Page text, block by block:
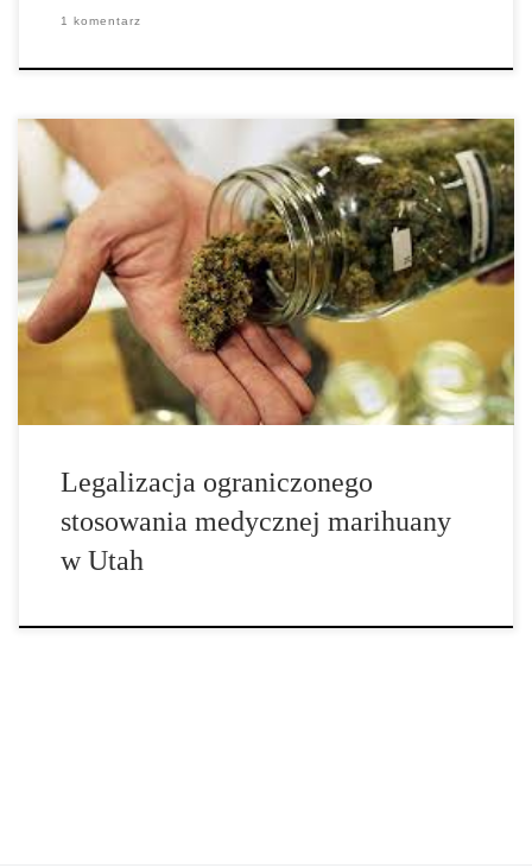
1 komentarz
Republikański gubernator Utah podpisał ustawę, która pozwoli
dzieciom cierpiącym z powodu poważnych napadów
padaczkowych na stosowanie ekstraktu marihuany w celach
leczniczych. Gubernator Gary Herbert podpisał ustawę we wtorek.
Ponad dwadzieścia stanów posiada już prawo dotyczące medycznej
marihuany, a Waszyngton i […]
Legalizacja ograniczonego
stosowania medycznej marihuany
w Utah